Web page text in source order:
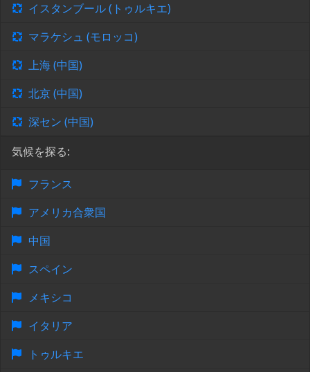
イスタンブール (トゥルキエ)
マラケシュ (モロッコ)
上海 (中国)
北京 (中国)
深セン (中国)
気候を探る:
フランス
アメリカ合衆国
中国
スペイン
メキシコ
イタリア
トゥルキエ